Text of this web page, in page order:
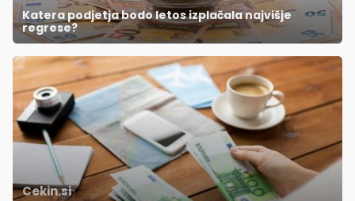
Katera podjetja bodo letos izplačala najvišje
regrese?
Cekin.si